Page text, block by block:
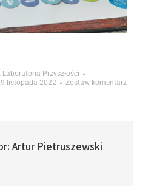
Laboratoria Przyszłości
listopada 2022 Zostaw komentarz
Artur Pietruszewski